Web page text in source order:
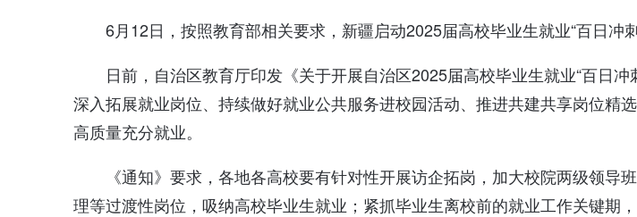
6月12日，按照教育部相关要求，新疆启动2025届高校毕业生就业“百日冲
日前，自治区教育厅印发《关于开展自治区2025届高校毕业生就业“百日
深入拓展就业岗位、持续做好就业公共服务进校园活动、推进共建共享岗位精
高质量充分就业。
《通知》要求，各地各高校要有针对性开展访企拓岗，加大校院两级领
理等过渡性岗位，吸纳高校毕业生就业；紧抓毕业生离校前的就业工作关键期